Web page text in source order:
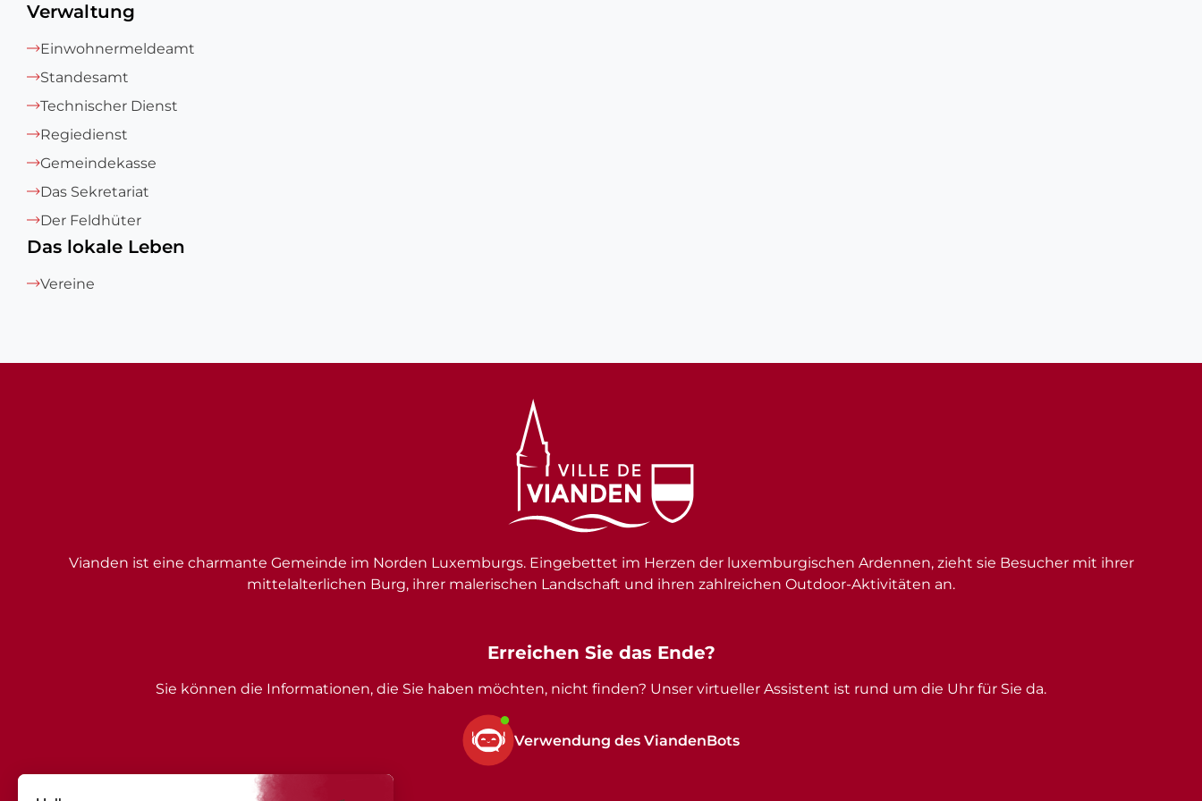
Verwaltung
Einwohnermeldeamt
Standesamt
Technischer Dienst
Regiedienst
Gemeindekasse
Das Sekretariat
Der Feldhüter
Das lokale Leben
Vereine
Erreichen Sie das Ende?
Sie können die Informationen, die Sie haben möchten, nicht finden? Unser virtueller Assistent ist rund um die Uhr für Sie da.
Verwendung des ViandenBots
Vianden ist eine charmante Gemeinde im Norden Luxemburgs. Eingebettet im Herzen der luxemburgischen Ardennen, zieht sie Besucher mit ihrer
mittelalterlichen Burg, ihrer malerischen Landschaft und ihren zahlreichen Outdoor-Aktivitäten an.